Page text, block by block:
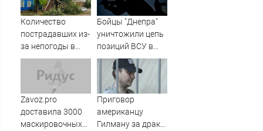
ЖКУ
Количество
пострадавших из-
за непогоды в
Ростове-на-Дону
возросло до 28
Бойцы "Днепра"
уничтожили цепь
позиций ВСУ в
Орехове
Zavoz.pro
доставила 3000
маскировочных
Приговор
американцу
Гилману за драки